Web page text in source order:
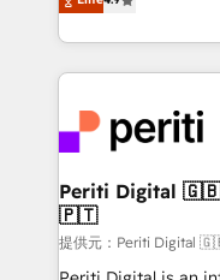
Year LATAM 2022,
business with
you grow faster,
ideas,
experiences. To
and—most
into bold ideas and
products and
difference.
Periti Digital 🇬🇧 🇺🇸 🇮🇪 🇨🇦 🇩🇪 🇳🇱
🇵🇹
提供元：Periti